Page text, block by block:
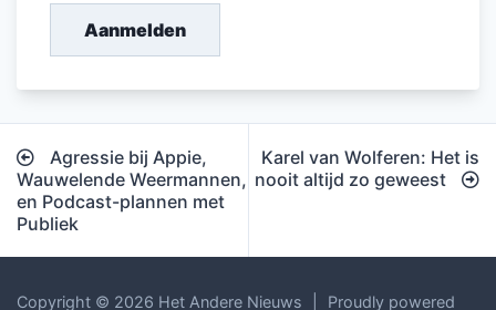
Aanmelden
Bericht
navigatie
Agressie bij Appie,
Wauwelende Weermannen,
en Podcast-plannen met
Publiek
Karel van Wolferen: Het is
nooit altijd zo geweest
Copyright © 2026 Het Andere Nieuws Proudly powered